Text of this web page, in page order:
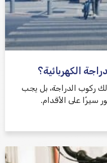
الكهربائية؟
لك ركوب الدراجة، بل يجب
سيرًا على الأقدام.